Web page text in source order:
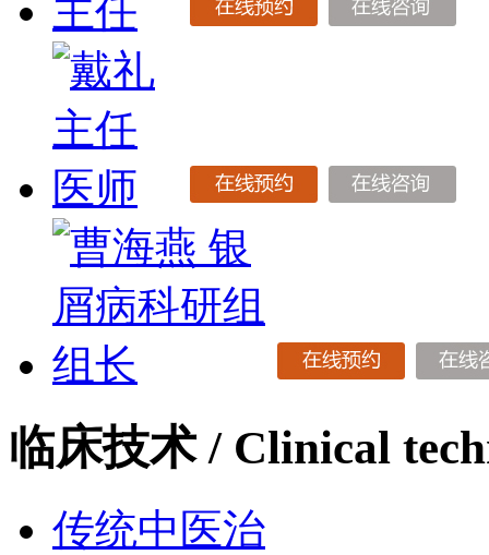
临床技术 / Clinical
传统中医治